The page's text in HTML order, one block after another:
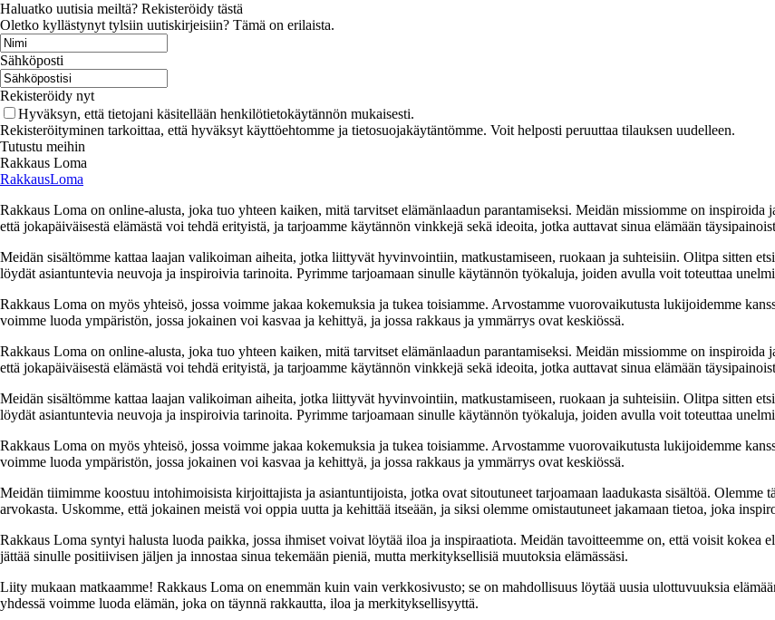
Haluatko uutisia meiltä? Rekisteröidy tästä
Oletko kyllästynyt tylsiin uutiskirjeisiin? Tämä on erilaista.
Sähköposti
Rekisteröidy nyt
Hyväksyn, että tietojani käsitellään henkilötietokäytännön mukaisesti.
Rekisteröityminen tarkoittaa, että hyväksyt käyttöehtomme ja tietosuojakäytäntömme. Voit helposti peruuttaa tilauksen uudelleen.
Tutustu meihin
Rakkaus Loma
RakkausLoma
Rakkaus Loma on online-alusta, joka tuo yhteen kaiken, mitä tarvitset elämänlaadun parantamiseksi. Meidän missiomme on
että jokapäiväisestä elämästä voi tehdä erityistä, ja tarjoamme käytännön vinkkejä sekä ideoita, jotka auttavat sinua elämään
Meidän sisältömme kattaa laajan valikoiman aiheita, jotka liittyvät hyvinvointiin, matkustamiseen, ruokaan ja suhteisiin. Olitpa sitten
löydät asiantuntevia neuvoja ja inspiroivia tarinoita. Pyrimme tarjoamaan sinulle käytännön työkaluja, joiden avulla voit toteuttaa
Rakkaus Loma on myös yhteisö, jossa voimme jakaa kokemuksia ja tukea toisiamme. Arvostamme vuorovaikutusta lukijoidemme
voimme luoda ympäristön, jossa jokainen voi kasvaa ja kehittyä, ja jossa rakkaus ja ymmärrys ovat keskiössä.
Rakkaus Loma on online-alusta, joka tuo yhteen kaiken, mitä tarvitset elämänlaadun parantamiseksi. Meidän missiomme on
että jokapäiväisestä elämästä voi tehdä erityistä, ja tarjoamme käytännön vinkkejä sekä ideoita, jotka auttavat sinua elämään
Meidän sisältömme kattaa laajan valikoiman aiheita, jotka liittyvät hyvinvointiin, matkustamiseen, ruokaan ja suhteisiin. Olitpa sitten
löydät asiantuntevia neuvoja ja inspiroivia tarinoita. Pyrimme tarjoamaan sinulle käytännön työkaluja, joiden avulla voit toteuttaa
Rakkaus Loma on myös yhteisö, jossa voimme jakaa kokemuksia ja tukea toisiamme. Arvostamme vuorovaikutusta lukijoidemme
voimme luoda ympäristön, jossa jokainen voi kasvaa ja kehittyä, ja jossa rakkaus ja ymmärrys ovat keskiössä.
Meidän tiimimme koostuu intohimoisista kirjoittajista ja asiantuntijoista, jotka ovat sitoutuneet tarjoamaan laadukasta sisältöä. Olemme
arvokasta. Uskomme, että jokainen meistä voi oppia uutta ja kehittää itseään, ja siksi olemme omistautuneet jakamaan tietoa, joka
Rakkaus Loma syntyi halusta luoda paikka, jossa ihmiset voivat löytää iloa ja inspiraatiota. Meidän tavoitteemme on, että voisit kokea
jättää sinulle positiivisen jäljen ja innostaa sinua tekemään pieniä, mutta merkityksellisiä muutoksia elämässäsi.
Liity mukaan matkaamme! Rakkaus Loma on enemmän kuin vain verkkosivusto; se on mahdollisuus löytää uusia ulottuvuuksia
yhdessä voimme luoda elämän, joka on täynnä rakkautta, iloa ja merkityksellisyyttä.